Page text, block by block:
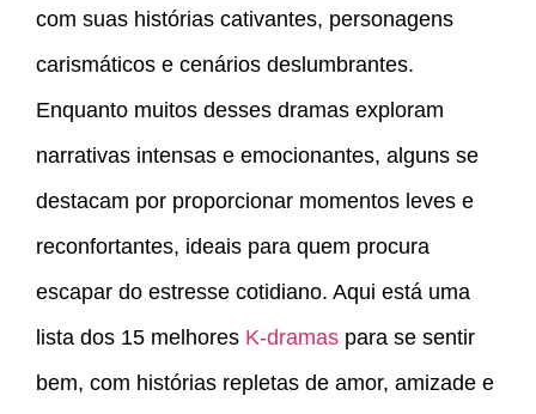
com suas histórias cativantes, personagens
carismáticos e cenários deslumbrantes.
Enquanto muitos desses dramas exploram
narrativas intensas e emocionantes, alguns se
destacam por proporcionar momentos leves e
reconfortantes, ideais para quem procura
escapar do estresse cotidiano. Aqui está uma
lista dos 15 melhores K-dramas para se sentir
bem, com histórias repletas de amor, amizade e